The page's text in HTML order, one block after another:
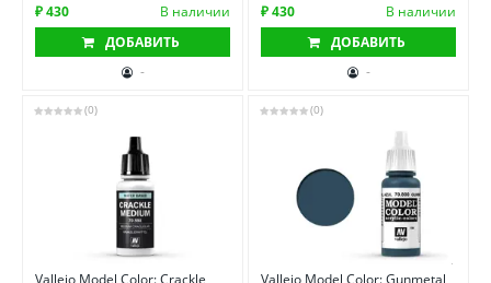
₽ 430
В наличии
ДОБАВИТЬ
-
₽ 430
В наличии
ДОБАВИТЬ
-
(0)
Vallejo Model Color: Crackle
(0)
Vallejo Model Color: Gunmetal